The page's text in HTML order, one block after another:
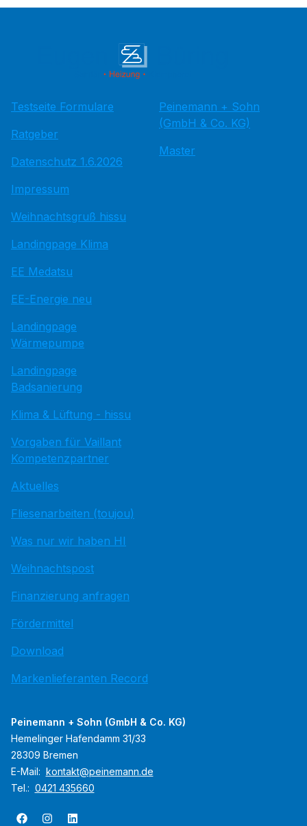
Testseite Formulare
Ratgeber
Datenschutz 1.6.2026
Impressum
Weihnachtsgruß hissu
Landingpage Klima
EE Medatsu
EE-Energie neu
Landingpage
Wärmepumpe
Landingpage
Badsanierung
Klima & Lüftung - hissu
Vorgaben für Vaillant
Kompetenzpartner
Aktuelles
Fliesenarbeiten (toujou)
Was nur wir haben HI
Weihnachtspost
Finanzierung anfragen
Fördermittel
Download
Markenlieferanten Record
Peinemann + Sohn
(GmbH & Co. KG)
Master
Peinemann + Sohn (GmbH & Co. KG)
Hemelinger Hafendamm 31/33
28309 Bremen
E-Mail: kontakt@peinemann.de
Tel.: 0421 435660